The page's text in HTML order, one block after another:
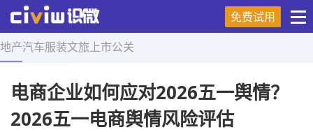
免费试用
地产汽车服装文旅 上市公关
首页 > 舆情知识 > 正文
电商企业如何应对2026五一舆情？
2026五一电商舆情风险评估